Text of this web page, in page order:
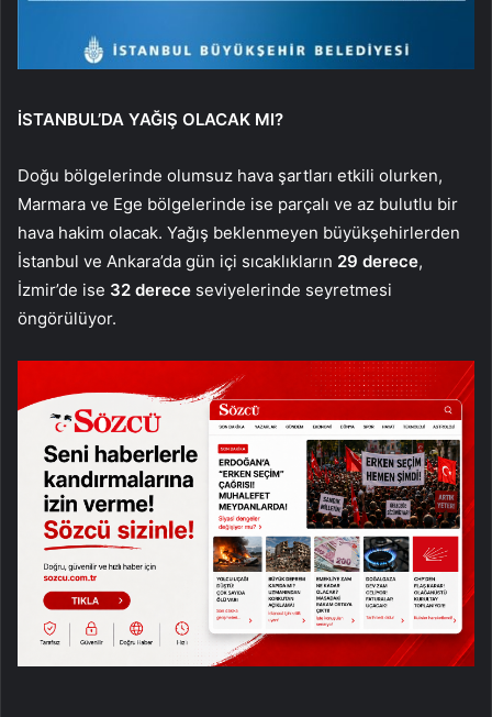
İSTANBUL’DA YAĞIŞ OLACAK MI?
Doğu bölgelerinde olumsuz hava şartları etkili olurken,
Marmara ve Ege bölgelerinde ise parçalı ve az bulutlu bir
hava hakim olacak. Yağış beklenmeyen büyükşehirlerden
İstanbul ve Ankara’da gün içi sıcaklıkların 29 derece,
İzmir’de ise 32 derece seviyelerinde seyretmesi
öngörülüyor.